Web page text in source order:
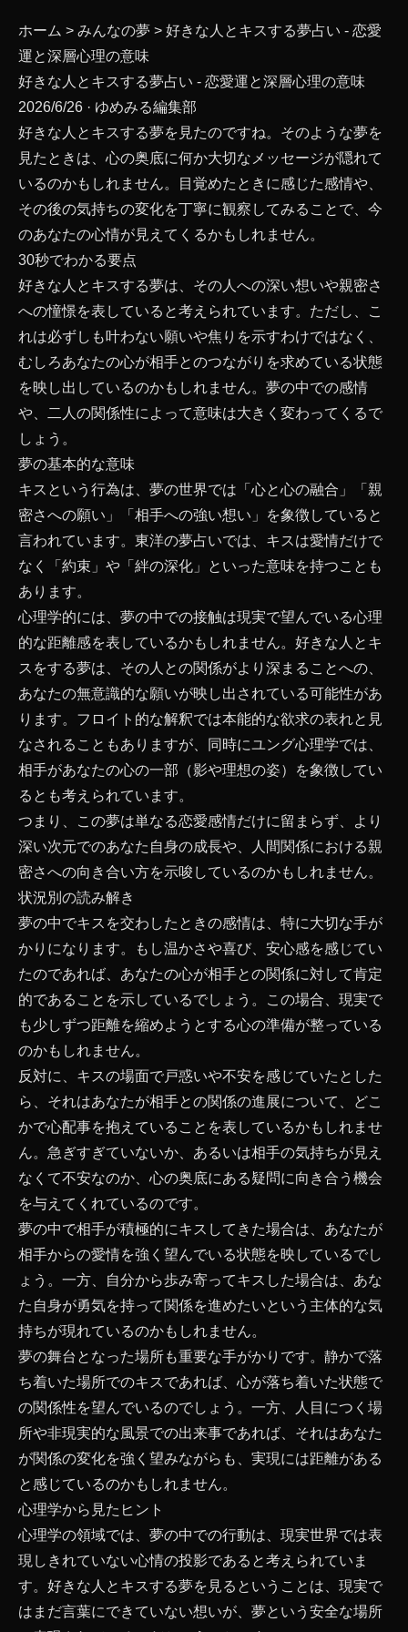
ホーム > みんなの夢 > 好きな人とキスする夢占い - 恋愛
運と深層心理の意味
好きな人とキスする夢占い - 恋愛運と深層心理の意味
2026/6/26 · ゆめみる編集部
好きな人とキスする夢を見たのですね。そのような夢を
見たときは、心の奥底に何か大切なメッセージが隠れて
いるのかもしれません。目覚めたときに感じた感情や、
その後の気持ちの変化を丁寧に観察してみることで、今
のあなたの心情が見えてくるかもしれません。
30秒でわかる要点
好きな人とキスする夢は、その人への深い想いや親密さ
への憧憬を表していると考えられています。ただし、こ
れは必ずしも叶わない願いや焦りを示すわけではなく、
むしろあなたの心が相手とのつながりを求めている状態
を映し出しているのかもしれません。夢の中での感情
や、二人の関係性によって意味は大きく変わってくるで
しょう。
夢の基本的な意味
キスという行為は、夢の世界では「心と心の融合」「親
密さへの願い」「相手への強い想い」を象徴していると
言われています。東洋の夢占いでは、キスは愛情だけで
なく「約束」や「絆の深化」といった意味を持つことも
あります。
心理学的には、夢の中での接触は現実で望んでいる心理
的な距離感を表しているかもしれません。好きな人とキ
スをする夢は、その人との関係がより深まることへの、
あなたの無意識的な願いが映し出されている可能性があ
ります。フロイト的な解釈では本能的な欲求の表れと見
なされることもありますが、同時にユング心理学では、
相手があなたの心の一部（影や理想の姿）を象徴してい
るとも考えられています。
つまり、この夢は単なる恋愛感情だけに留まらず、より
深い次元でのあなた自身の成長や、人間関係における親
密さへの向き合い方を示唆しているのかもしれません。
状況別の読み解き
夢の中でキスを交わしたときの感情は、特に大切な手が
かりになります。もし温かさや喜び、安心感を感じてい
たのであれば、あなたの心が相手との関係に対して肯定
的であることを示しているでしょう。この場合、現実で
も少しずつ距離を縮めようとする心の準備が整っている
のかもしれません。
反対に、キスの場面で戸惑いや不安を感じていたとした
ら、それはあなたが相手との関係の進展について、どこ
かで心配事を抱えていることを表しているかもしれませ
ん。急ぎすぎていないか、あるいは相手の気持ちが見え
なくて不安なのか、心の奥底にある疑問に向き合う機会
を与えてくれているのです。
夢の中で相手が積極的にキスしてきた場合は、あなたが
相手からの愛情を強く望んでいる状態を映しているでし
ょう。一方、自分から歩み寄ってキスした場合は、あな
た自身が勇気を持って関係を進めたいという主体的な気
持ちが現れているのかもしれません。
夢の舞台となった場所も重要な手がかりです。静かで落
ち着いた場所でのキスであれば、心が落ち着いた状態で
の関係性を望んでいるのでしょう。一方、人目につく場
所や非現実的な風景での出来事であれば、それはあなた
が関係の変化を強く望みながらも、実現には距離がある
と感じているのかもしれません。
心理学から見たヒント
心理学の領域では、夢の中での行動は、現実世界では表
現しきれていない心情の投影であると考えられていま
す。好きな人とキスする夢を見るということは、現実で
はまだ言葉にできていない想いが、夢という安全な場所